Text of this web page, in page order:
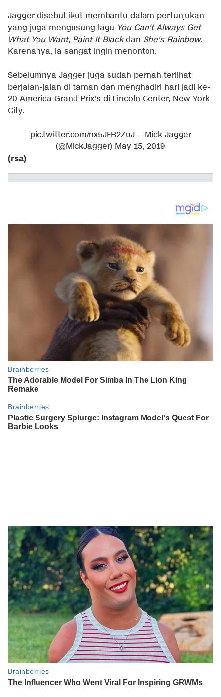
Jagger disebut ikut membantu dalam pertunjukan
yang juga mengusung lagu You Can't Always Get
What You Want, Paint It Blackdan She's Rainbow.
Karenanya, ia sangat ingin menonton.
Sebelumnya Jagger juga sudah pernah terlihat
berjalan-jalan di taman dan menghadiri hari jadi ke-
20 America Grand Prix's di Lincoln Center, New York
City.
pic.twitter.com/nx5JFB2ZuJ— Mick Jagger
(@MickJagger) May 15, 2019
(rsa)